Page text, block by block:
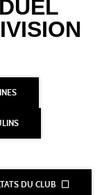
DU CLUB